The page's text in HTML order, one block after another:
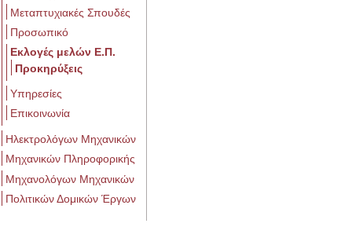
Μεταπτυχιακές Σπουδές
Προσωπικό
Εκλογές μελών Ε.Π.
Προκηρύξεις
Υπηρεσίες
Επικοινωνία
Ηλεκτρολόγων Μηχανικών
Μηχανικών Πληροφορικής
Μηχανολόγων Μηχανικών
Πολιτικών Δομικών Έργων